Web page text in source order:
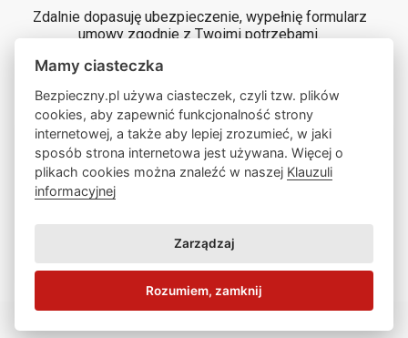
Zdalnie dopasuję ubezpieczenie, wypełnię formularz
umowy zgodnie z Twoimi potrzebami.
Zamów ze mną rozmowę
Mamy ciasteczka
Bezpieczny.pl używa ciasteczek, czyli tzw. plików
cookies, aby zapewnić funkcjonalność strony
internetowej, a także aby lepiej zrozumieć, w jaki
sposób strona internetowa jest używana. Więcej o
plikach cookies można znaleźć w naszej Klauzuli
informacyjnej
Zarządzaj
Rozumiem, zamknij